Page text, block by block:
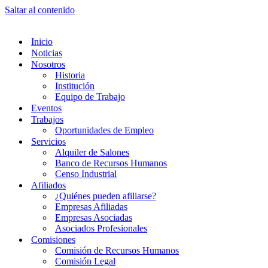
Saltar al contenido
Inicio
Noticias
Nosotros
Historia
Institución
Equipo de Trabajo
Eventos
Trabajos
Oportunidades de Empleo
Servicios
Alquiler de Salones
Banco de Recursos Humanos
Censo Industrial
Afiliados
¿Quiénes pueden afiliarse?
Empresas Afiliadas
Empresas Asociadas
Asociados Profesionales
Comisiones
Comisión de Recursos Humanos
Comisión Legal